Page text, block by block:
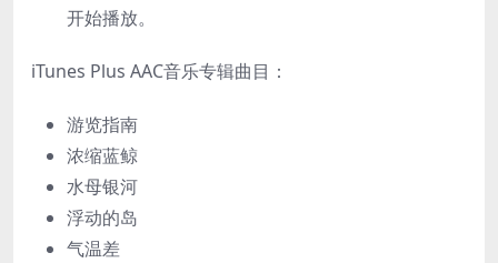
开始播放。
iTunes Plus AAC音乐专辑曲目：
游览指南
浓缩蓝鲸
水母银河
浮动的岛
气温差